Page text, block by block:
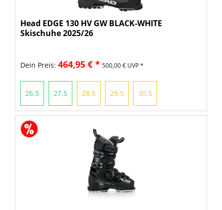
Head EDGE 130 HV GW BLACK-WHITE
Skischuhe 2025/26
Dein Preis: 464,95 € * 500,00 € UVP *
26.5 27.5 28.5 29.5 30.5